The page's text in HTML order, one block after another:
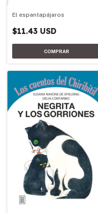
El espantapájaros
$11.43 USD